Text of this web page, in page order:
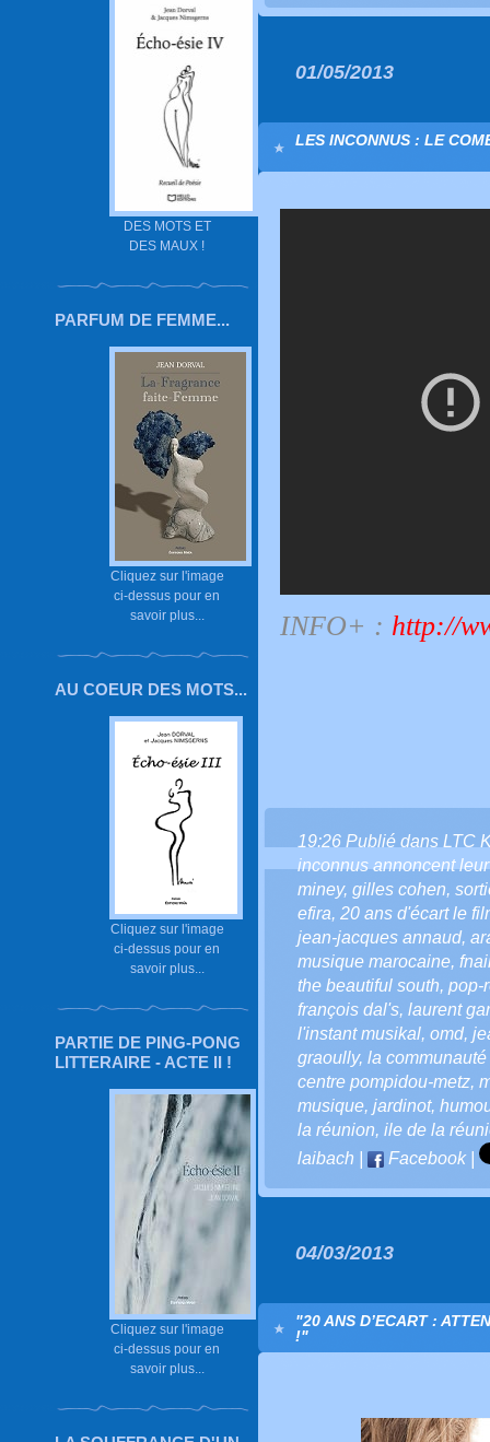
DES MOTS ET
DES MAUX !
PARFUM DE FEMME...
Cliquez sur l'image
ci-dessus pour en
savoir plus...
AU COEUR DES MOTS...
Cliquez sur l'image
ci-dessus pour en
savoir plus...
PARTIE DE PING-PONG
LITTERAIRE - ACTE II !
Cliquez sur l'image
ci-dessus pour en
savoir plus...
01/05/2013
LES INCONNUS : LE
INFO+ : http://
19:26 Publié dans LTC
inconnus annoncent
miney, gilles cohen,
efira, 20 ans d'écart le
jean-jacques annaud,
musique marocaine,
the beautiful south, pop-
françois dal's, laurent
l'instant musikal, omd,
graoully, la
centre pompidou-metz,
musique, jardinot,
la réunion, ile de la
laibach
Facebook|
04/03/2013
"20 ANS D’ECART :
!"